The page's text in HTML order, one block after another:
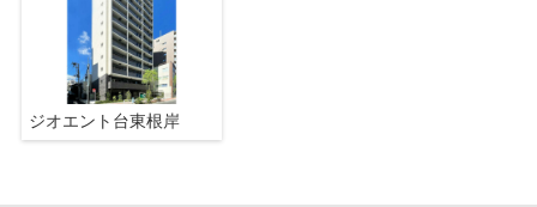
ジオエント台東根岸